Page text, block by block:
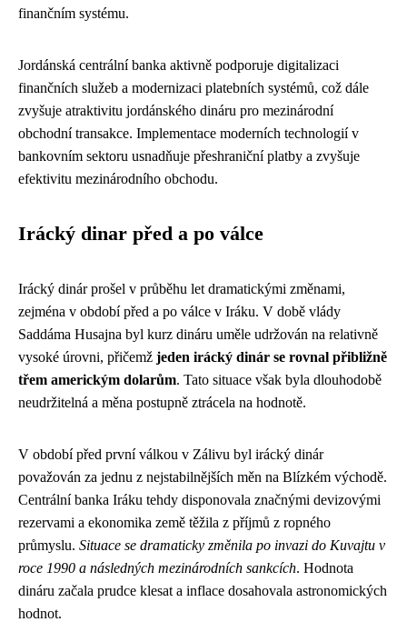
finančním systému.
Jordánská centrální banka aktivně podporuje digitalizaci
finančních služeb a modernizaci platebních systémů, což dále
zvyšuje atraktivitu jordánského dináru pro mezinárodní
obchodní transakce. Implementace moderních technologií v
bankovním sektoru usnadňuje přeshraniční platby a zvyšuje
efektivitu mezinárodního obchodu.
Irácký dinar před a po válce
Irácký dinár prošel v průběhu let dramatickými změnami,
zejména v období před a po válce v Iráku. V době vlády
Saddáma Husajna byl kurz dináru uměle udržován na relativně
vysoké úrovni, přičemž jeden irácký dinár se rovnal přibližně
třem americkým dolarům. Tato situace však byla dlouhodobě
neudržitelná a měna postupně ztrácela na hodnotě.
V období před první válkou v Zálivu byl irácký dinár
považován za jednu z nejstabilnějších měn na Blízkém východě.
Centrální banka Iráku tehdy disponovala značnými devizovými
rezervami a ekonomika země těžila z příjmů z ropného
průmyslu. Situace se dramaticky změnila po invazi do Kuvajtu v
roce 1990 a následných mezinárodních sankcích. Hodnota
dináru začala prudce klesat a inflace dosahovala astronomických
hodnot.